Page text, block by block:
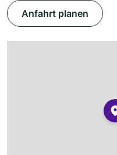
Anfahrt planen